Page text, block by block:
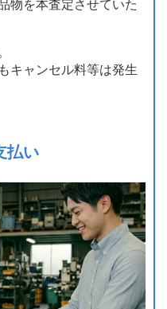
物を本査定させていた
キャンセル料等は発生
払い